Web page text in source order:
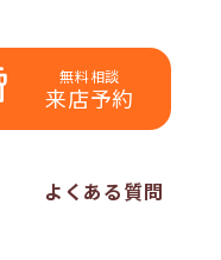
無料相談
来店予約
よくある質問